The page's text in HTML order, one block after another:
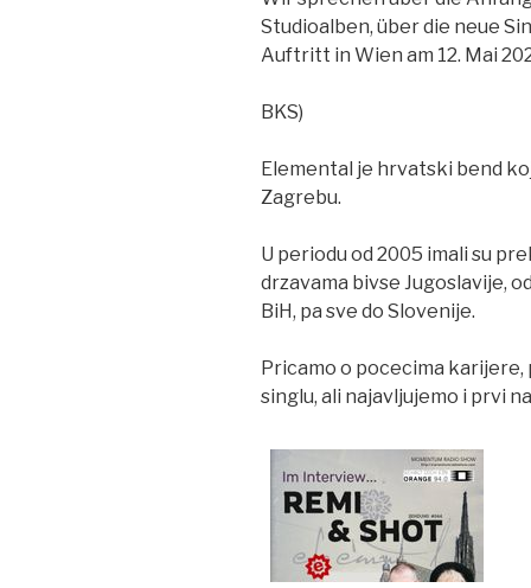
Studioalben, über die neue
Auftritt in Wien am 12. Mai
BKS)
Elemental je hrvatski bend
Zagrebu.
U periodu od 2005 imali su
drzavama bivse Jugoslavije,
BiH, pa sve do Slovenije.
Pricamo o pocecima karijere,
singlu, ali najavljujemo i prvi